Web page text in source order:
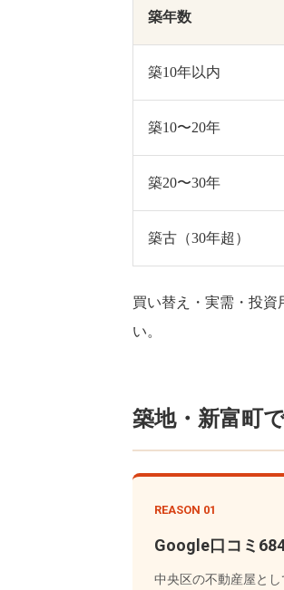
築年数
築10年以内
築10〜20年
築20〜30年
築古（30年超）
買い替え・実需・投資
い。
築地・新富町
REASON 01
Google口コミ
中央区の不動産屋と